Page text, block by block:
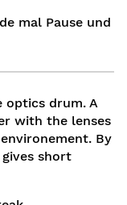
mal Pause und
optics drum. A
with the lenses
By
short